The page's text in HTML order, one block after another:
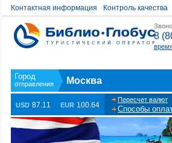
Контактная информация Контроль качества
8
Москва
USD 87.11 EUR 100.64
Пересчет валют
Способы